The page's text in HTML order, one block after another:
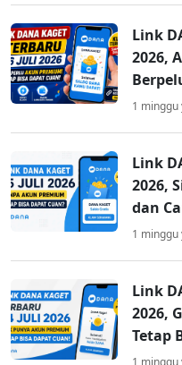
Link
2026,
1 minggu
Link
2026,
dan
1 minggu
Link
2026,
Tetap